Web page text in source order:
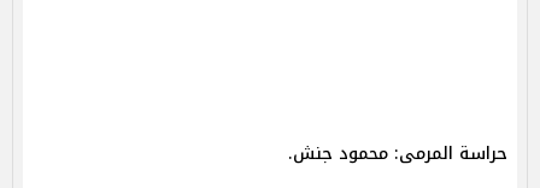
حراسة المرمى: محمود جنش.